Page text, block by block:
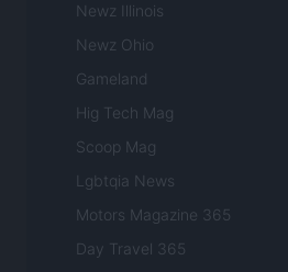
Newz Illinois
Newz Ohio
Gameland
Hig Tech Mag
Scoop Mag
Lgbtqia News
Motors Magazine 365
Day Travel 365